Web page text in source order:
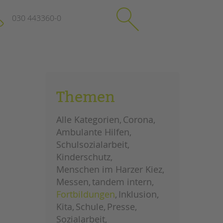
Impressum
Datenschutz
Hinweisgebersystem
Intranet
schließen
030 443360-0
SuchenThemen
Alle Kategorien Corona
Ambulante Hilfen
Schulsozialarbeit
Kinderschutz
Menschen im Harzer Kiez
Messen tandem intern
Fortbildungen Inklusion
Kita Schule Presse
Sozialarbeit